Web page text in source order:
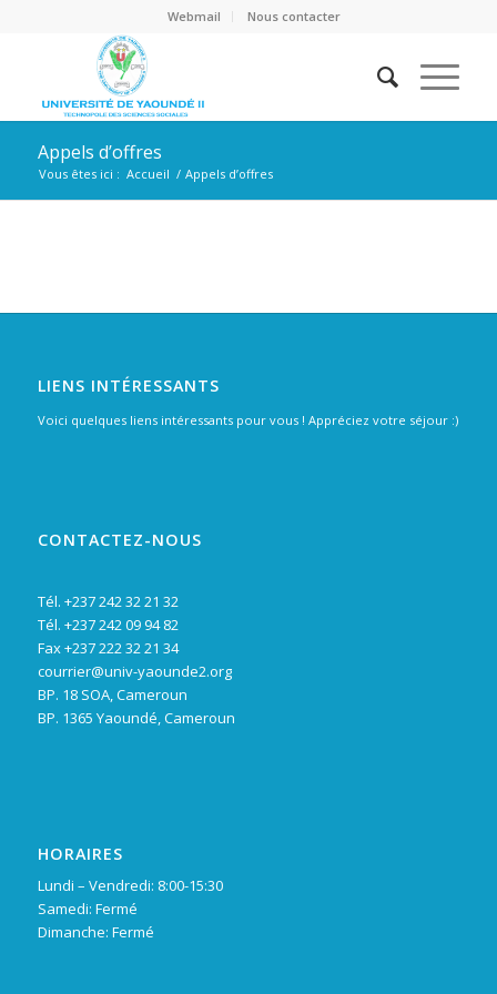
Webmail Nous contacter
Appels d’offres
Vous êtes ici : Accueil / Appels d’offres
LIENS INTÉRESSANTS
Voici quelques liens intéressants pour vous ! Appréciez votre séjour :)
CONTACTEZ-NOUS
Tél. +237 242 32 21 32
Tél. +237 242 09 94 82
Fax +237 222 32 21 34
courrier@univ-yaounde2.org
BP. 18 SOA, Cameroun
BP. 1365 Yaoundé, Cameroun
HORAIRES
Lundi – Vendredi: 8:00-15:30
Samedi: Fermé
Dimanche: Fermé